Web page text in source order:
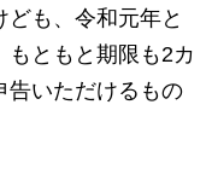
も、令和元年と
ともと期限も2カ
告いただけるもの